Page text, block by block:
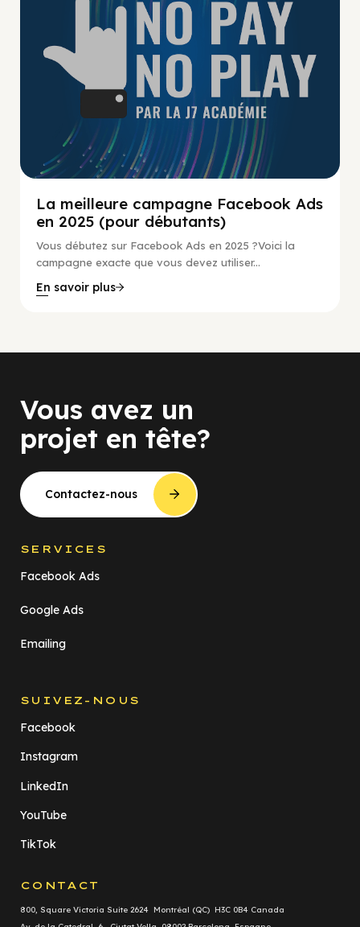
La meilleure campagne Facebook Ads
en 2025 (pour débutants)
Vous débutez sur Facebook Ads en 2025 ?Voici la
campagne exacte que vous devez utiliser...
En savoir plus
Vous avez un
projet en tête?
Contactez-nous
SERVICES
Facebook Ads
Google Ads
Emailing
SUIVEZ-NOUS
Facebook
Instagram
LinkedIn
YouTube
TikTok
CONTACT
800, Square Victoria Suite 2624 Montréal (QC) H3C 0B4 Canada